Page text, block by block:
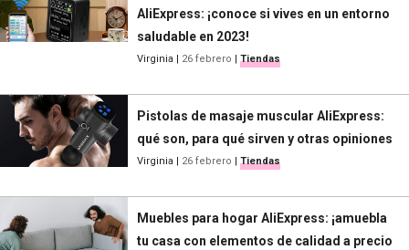
AliExpress: ¡conoce si vives en un entorno
saludable en 2023!
Virginia 26 febrero Tiendas
Pistolas de masaje muscular AliExpress:
qué son, para qué sirven y otras opiniones
Virginia 26 febrero Tiendas
Muebles para hogar AliExpress: ¡amuebla
tu casa con elementos de calidad a precio